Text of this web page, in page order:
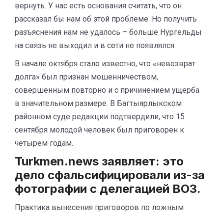
вернуть. У нас есть основания считать, что он
рассказал бы нам об этой проблеме. Но получить
разъяснения нам не удалось – больше Нургельды
на связь не выходил и в сети не появлялся.
В начале октября стало известно, что «невозврат
долга» был признан мошенничеством,
совершенным повторно и с причинением ущерба
в значительном размере. В Багтыярлыкском
районном суде редакции подтвердили, что 15
сентября молодой человек был приговорен к
четырем годам.
Turkmen.news заявляет: это
дело сфальсифицировали из-за
фотографии с делегацией ВОЗ.
Практика вынесения приговоров по ложным